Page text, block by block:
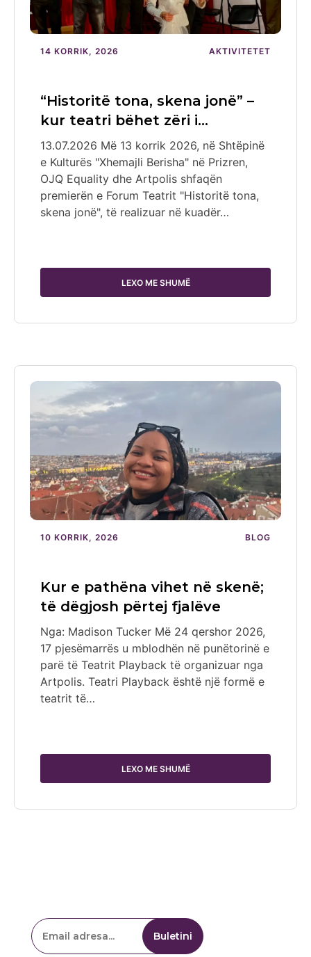
14 KORRIK, 2026 AKTIVITETET
“Historitë tona, skena jonë” –
kur teatri bëhet zëri i…
13.07.2026 Më 13 korrik 2026, në Shtëpinë
e Kulturës "Xhemajli Berisha" në Prizren,
OJQ Equality dhe Artpolis shfaqën
premierën e Forum Teatrit "Historitë tona,
skena jonë", të realizuar në kuadër…
LEXO ME SHUMË
10 KORRIK, 2026 BLOG
Kur e pathëna vihet në skenë;
të dëgjosh përtej fjalëve
Nga: Madison Tucker Më 24 qershor 2026,
17 pjesëmarrës u mblodhën në punëtorinë e
parë të Teatrit Playback të organizuar nga
Artpolis. Teatri Playback është një formë e
teatrit të…
LEXO ME SHUMË